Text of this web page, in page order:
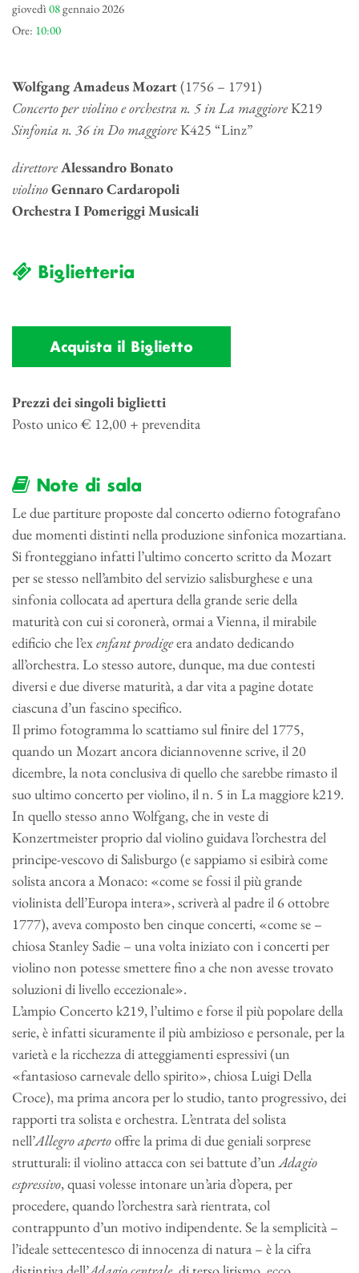
giovedì 08gennaio 2026
Ore: 10:00
Wolfgang Amadeus Mozart(1756 – 1791)
Concerto per violino e orchestra n. 5 in La maggioreK219
Sinfonia n. 36 in Do maggioreK425 “Linz”
direttoreAlessandro Bonato
violinoGennaro Cardaropoli
Orchestra I Pomeriggi Musicali
Biglietteria
Acquista il Biglietto
Prezzi dei singoli biglietti
Posto unico € 12,00 + prevendita
Note di sala
Le due partiture proposte dal concerto odierno fotografano
due momenti distinti nella produzione sinfonica mozartiana.
Si fronteggiano infatti l’ultimo concerto scritto da Mozart
per se stesso nell’ambito del servizio salisburghese e una
sinfonia collocata ad apertura della grande serie della
maturità con cui si coronerà, ormai a Vienna, il mirabile
edificio che l’exenfant prodigeera andato dedicando
all’orchestra. Lo stesso autore, dunque, ma due contesti
diversi e due diverse maturità, a dar vita a pagine dotate
ciascuna d’un fascino specifico.
Il primo fotogramma lo scattiamo sul finire del 1775,
quando un Mozart ancora diciannovenne scrive, il 20
dicembre, la nota conclusiva di quello che sarebbe rimasto il
suo ultimo concerto per violino, il n. 5 in La maggiore k219.
In quello stesso anno Wolfgang, che in veste di
Konzertmeister proprio dal violino guidava l’orchestra del
principe-vescovo di Salisburgo (e sappiamo si esibirà come
solista ancora a Monaco: «come se fossi il più grande
violinista dell’Europa intera», scriverà al padre il 6 ottobre
1777), aveva composto ben cinque concerti, «come se –
chiosa Stanley Sadie – una volta iniziato con i concerti per
violino non potesse smettere fino a che non avesse trovato
soluzioni di livello eccezionale».
L’ampio Concerto k219, l’ultimo e forse il più popolare della
serie, è infatti sicuramente il più ambizioso e personale, per la
varietà e la ricchezza di atteggiamenti espressivi (un
«fantasioso carnevale dello spirito», chiosa Luigi Della
Croce), ma prima ancora per lo studio, tanto progressivo, dei
rapporti tra solista e orchestra. L’entrata del solista
nell’Allegro apertooffre la prima di due geniali sorprese
strutturali: il violino attacca con sei battute d’unAdagio
espressivo, quasi volesse intonare un’aria d’opera, per
procedere, quando l’orchestra sarà rientrata, col
contrappunto d’un motivo indipendente. Se la semplicità –
l’ideale settecentesco di innocenza di natura – è la cifra